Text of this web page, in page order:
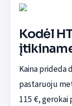
Kodėl
Kaina prideda
pastaruoju
115 €, gerokai